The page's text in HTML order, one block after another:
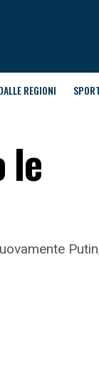
REGIONI
le